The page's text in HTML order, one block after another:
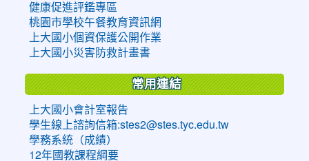
健康促進評鑑專區
桃園市學校午餐教育資訊網
上大國小個資保護公開作業
上大國小災害防救計畫書
常用連結
上大國小會計室報告
學生線上諮詢信箱:stes2@stes.tyc.edu.tw
學務系統（成績）
12年國教課程綱要